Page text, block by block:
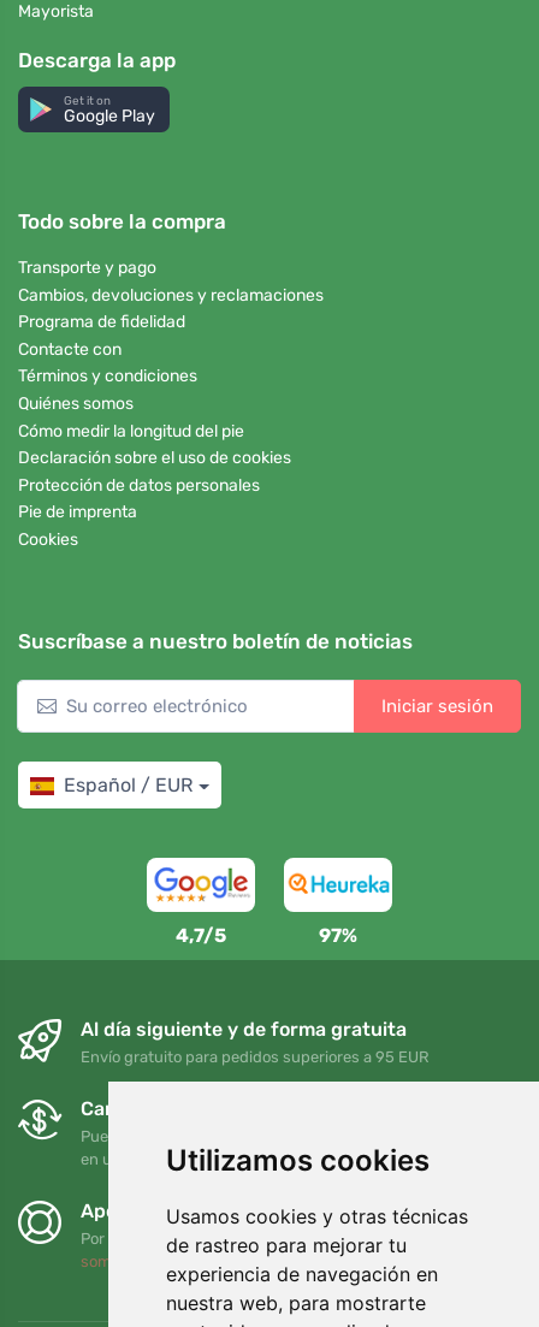
Utilizamos cookies
Usamos cookies y otras técnicas
de rastreo para mejorar tu
experiencia de navegación en
nuestra web, para mostrarte
Mayorista
Descarga la app
Get it on
Google Play
Todo sobre la compra
Transporte y pago
Cambios, devoluciones y reclamaciones
Programa de fidelidad
Contacte con
Términos y condiciones
Quiénes somos
Cómo medir la longitud del pie
Declaración sobre el uso de cookies
Protección de datos personales
Pie de imprenta
Cookies
Suscríbase a nuestro boletín de noticias
Iniciar sesión
Español / EUR
4,7/5 97%
Al día siguiente y de forma gratuita
Envío gratuito para pedidos superiores a 95 EUR
Cambios y devoluciones gratuitos
Puede devolver o cambiar su pedido en cualquier momento
en un plazo de 90 días
Apoyamos a Trees.org
Por cada pedido plantamos un árbol. Leer más
somos